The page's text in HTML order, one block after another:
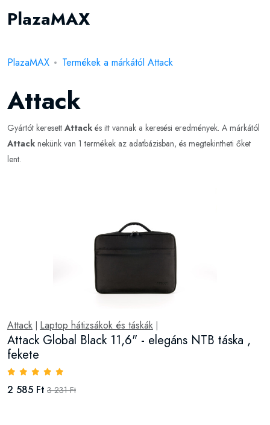
PlazaMAX
PlazaMAX Termékek a márkától Attack
Attack
Gyártót keresett Attack és itt vannak a keresési eredmények. A márkától
Attack nekünk van 1 termékek az adatbázisban, és megtekintheti őket
lent.
Attack Laptop hátizsákok és táskák
Attack Global Black 11,6" - elegáns NTB táska ,
fekete
2 585 Ft 3 231 Ft